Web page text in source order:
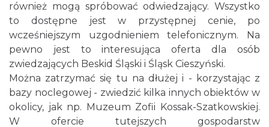
również mogą spróbować odwiedzający. Wszystko
to dostępne jest w przystępnej cenie, po
wcześniejszym uzgodnieniem telefonicznym. Na
pewno jest to interesująca oferta dla osób
zwiedzających Beskid Śląski i Śląsk Cieszyński.
Można zatrzymać się tu na dłużej i - korzystając z
bazy noclegowej - zwiedzić kilka innych obiektów w
okolicy, jak np. Muzeum Zofii Kossak-Szatkowskiej.
W ofercie tutejszych gospodarstw